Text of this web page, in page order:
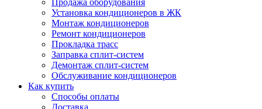
Продажа оборудования
Установка кондиционеров в ЖК
Монтаж кондиционеров
Ремонт кондиционеров
Прокладка трасс
Заправка сплит-систем
Демонтаж сплит-систем
Обслуживание кондиционеров
Как купить
Способы оплаты
Доставка